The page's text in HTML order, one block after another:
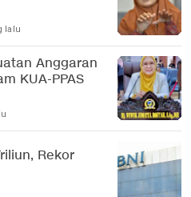
lalu
Anggaran
KUA-PPAS
Rekor